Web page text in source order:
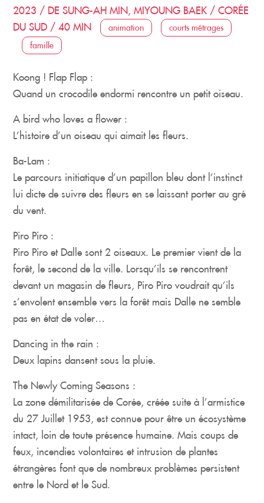
2023 / DE SUNG-AH MIN, MIYOUNG BAEK / CORÉE
DU SUD / 40 MIN
animation
courts métrages
famille
Koong ! Flap Flap :
Quand un crocodile endormi rencontre un petit oiseau.
A bird who loves a flower :
L’histoire d’un oiseau qui aimait les fleurs.
Ba-Lam :
Le parcours initiatique d’un papillon bleu dont l’instinct
lui dicte de suivre des fleurs en se laissant porter au gré
du vent.
Piro Piro :
Piro Piro et Dalle sont 2 oiseaux. Le premier vient de la
forêt, le second de la ville. Lorsqu’ils se rencontrent
devant un magasin de fleurs, Piro Piro voudrait qu’ils
s’envolent ensemble vers la forêt mais Dalle ne semble
pas en état de voler…
Dancing in the rain :
Deux lapins dansent sous la pluie.
The Newly Coming Seasons :
La zone démilitarisée de Corée, créée suite à l’armistice
du 27 Juillet 1953, est connue pour être un écosystème
intact, loin de toute présence humaine. Mais coups de
feux, incendies volontaires et intrusion de plantes
étrangères font que de nombreux problèmes persistent
entre le Nord et le Sud.